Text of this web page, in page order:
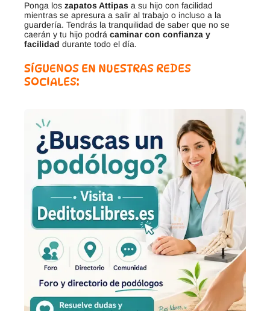
Ponga los zapatos Attipas a su hijo con facilidad
mientras se apresura a salir al trabajo o incluso a la
guardería. Tendrás la tranquilidad de saber que no se
caerán y tu hijo podrá caminar con confianza y
facilidad durante todo el día.
SÍGUENOS EN NUESTRAS REDES
SOCIALES: